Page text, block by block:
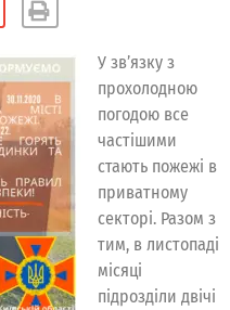
У зв’язку з
прохолодною
погодою все
частішими
стають пожежі в
приватному
секторі. Разом з
тим, в листопаді
місяці
підрозділи двічі